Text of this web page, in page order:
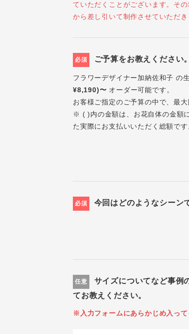
ていただくことがございます。そ
から差し引いて制作させていただき
必須 ご予算をお教えください。
フラワーデザイナー加納佐和子 の
¥8,190)〜 オーダー可能です。
お客様ご指定のご予算の中で、最
※ ( )内の金額は、お花自体の金額
た実際にお支払いいただく総額です
必須 今回はどのようなシーン
任意
サイズについてなど事例
てお教えください。
※入力フォームにあらかじめ入っ